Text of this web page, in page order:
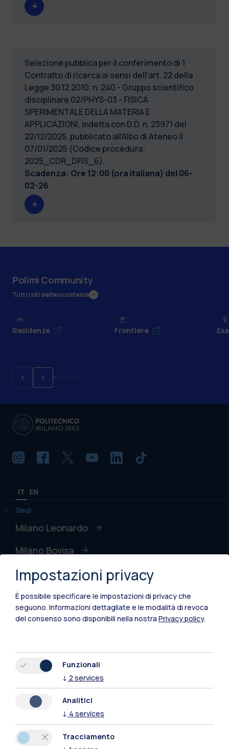
Selezione pubblica per il conferimento di 1
Contratto di ricerca ai sensi dell'art. 22 della
Legge 30.12.2010, n. 240 - Gruppo scientifico
disciplinare 02/PHYS-03 - FISICA
SPERIMENTALE DELLA MATERIA E
APPLICAZIONI, indetta con D.D. n. 23971 del
22/12/2025, pubblicato all'Albo di Ateneo il
07/01/2025 (Codice procedura:
2025_CDR_DFIS_6).
Scadenza: Ore 12:00 (ora italiana) del 06-
02-26
Polimi Community
Tutti i siti dell’ecosistema
Residenze Frontiere
IT EN
Sedi
Milano Leonardo
Milano Bovisa
Cremona
Lecco
Mantova
Xi'an
Naviga il sito
Contattaci
Impostazioni privacy
È possibile specificare le impostazioni di privacy che
seguono. Informazioni dettagliate e le modalità di revoca
del consenso sono disponibili nella nostra Privacy policy.
Funzionali
↓ 2 services
Analitici
↓ 4 services
Tracciamento